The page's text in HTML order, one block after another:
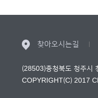
찾아오시는길
(28503)충청북도 청주시
COPYRIGHT(C) 2017